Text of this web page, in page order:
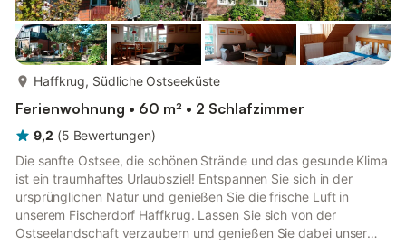
Haffkrug, Südliche Ostseeküste
Ferienwohnung • 60 m² • 2 Schlafzimmer
9,2 (5 Bewertungen)
Die sanfte Ostsee, die schönen Strände und das gesunde Klima
ist ein traumhaftes Urlaubsziel! Entspannen Sie sich in der
ursprünglichen Natur und genießen Sie die frische Luft in
unserem Fischerdorf Haffkrug. Lassen Sie sich von der
Ostseelandschaft verzaubern und genießen Sie dabei unser